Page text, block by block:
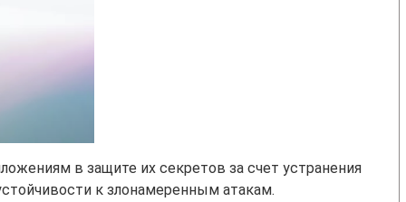
в защите их секретов за счет устранения
к злонамеренным атакам.